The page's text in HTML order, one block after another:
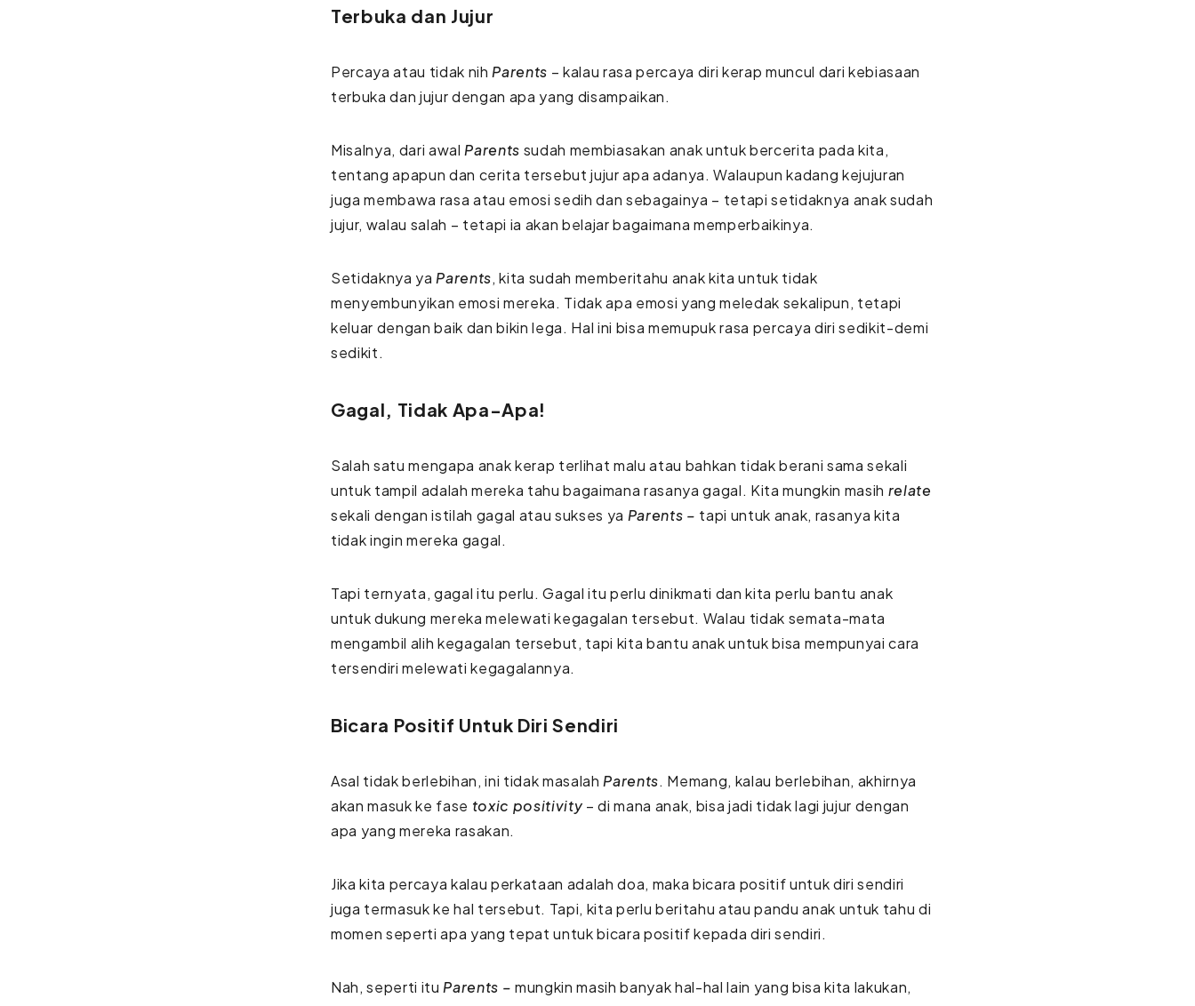
Terbuka dan Jujur
Percaya atau tidak nih Parents – kalau rasa percaya diri kerap muncul dari kebiasaan
terbuka dan jujur dengan apa yang disampaikan.
Misalnya, dari awal Parents sudah membiasakan anak untuk bercerita pada kita,
tentang apapun dan cerita tersebut jujur apa adanya. Walaupun kadang kejujuran
juga membawa rasa atau emosi sedih dan sebagainya – tetapi setidaknya anak sudah
jujur, walau salah – tetapi ia akan belajar bagaimana memperbaikinya.
Setidaknya ya Parents, kita sudah memberitahu anak kita untuk tidak
menyembunyikan emosi mereka. Tidak apa emosi yang meledak sekalipun, tetapi
keluar dengan baik dan bikin lega. Hal ini bisa memupuk rasa percaya diri sedikit-demi
sedikit.
Gagal, Tidak Apa-Apa!
Salah satu mengapa anak kerap terlihat malu atau bahkan tidak berani sama sekali
untuk tampil adalah mereka tahu bagaimana rasanya gagal. Kita mungkin masih relate
sekali dengan istilah gagal atau sukses ya Parents – tapi untuk anak, rasanya kita
tidak ingin mereka gagal.
Tapi ternyata, gagal itu perlu. Gagal itu perlu dinikmati dan kita perlu bantu anak
untuk dukung mereka melewati kegagalan tersebut. Walau tidak semata-mata
mengambil alih kegagalan tersebut, tapi kita bantu anak untuk bisa mempunyai cara
tersendiri melewati kegagalannya.
Bicara Positif Untuk Diri Sendiri
Asal tidak berlebihan, ini tidak masalah Parents. Memang, kalau berlebihan, akhirnya
akan masuk ke fase toxic positivity – di mana anak, bisa jadi tidak lagi jujur dengan
apa yang mereka rasakan.
Jika kita percaya kalau perkataan adalah doa, maka bicara positif untuk diri sendiri
juga termasuk ke hal tersebut. Tapi, kita perlu beritahu atau pandu anak untuk tahu di
momen seperti apa yang tepat untuk bicara positif kepada diri sendiri.
Nah, seperti itu Parents –mungkin masih banyak hal-hal lain yang bisa kita lakukan,